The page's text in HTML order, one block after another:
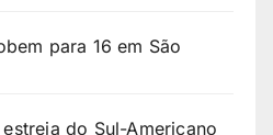
para 16 em São
do Sul-Americano